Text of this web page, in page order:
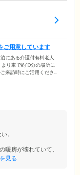
ご用意しています
にある介護付有料老人
り車で約10分の場所に
来訪時にご活用くださ
備えて、静養室も設
とおくつろぎいただけ
。
暖房が壊れていて、
見る